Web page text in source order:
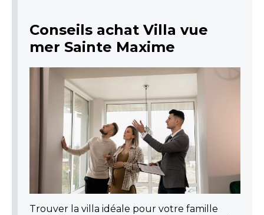
Conseils achat Villa vue
mer Sainte Maxime
Trouver la villa idéale pour votre famille